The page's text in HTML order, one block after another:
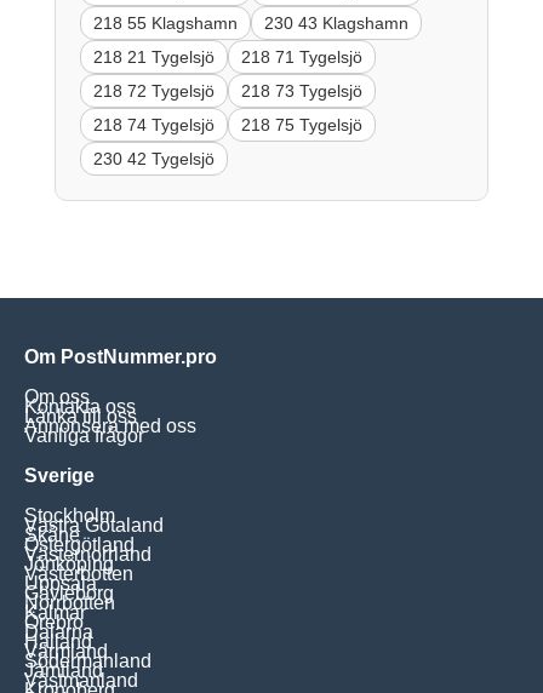
218 55 Klagshamn
230 43 Klagshamn
218 21 Tygelsjö
218 71 Tygelsjö
218 72 Tygelsjö
218 73 Tygelsjö
218 74 Tygelsjö
218 75 Tygelsjö
230 42 Tygelsjö
Om PostNummer.pro
Om oss
Kontakta oss
Länka till oss
Annonsera med oss
Vanliga frågor
Sverige
Stockholm
Västra Götaland
Skåne
Östergötland
Västernorrland
Jönköping
Västerbotten
Uppsala
Gävleborg
Norrbotten
Kalmar
Örebro
Dalarna
Halland
Värmland
Södermanland
Jämtland
Västmanland